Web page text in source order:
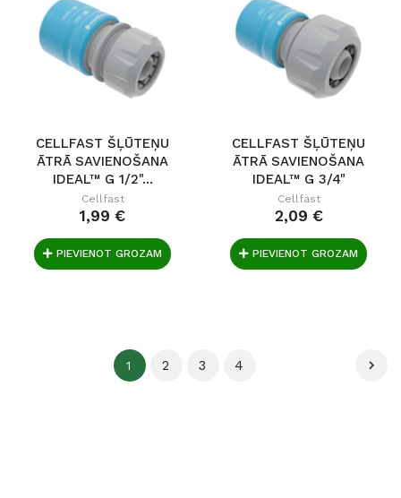
CELLFAST ŠĻŪTEŅU
ĀTRĀ SAVIENOŠANA
IDEAL™ G 1/2"...
Cellfast
1,99 €
PIEVIENOT GROZAM
CELLFAST ŠĻŪTEŅU
ĀTRĀ SAVIENOŠANA
IDEAL™ G 3/4"
Cellfast
2,09 €
PIEVIENOT GROZAM
1 2 3 4 